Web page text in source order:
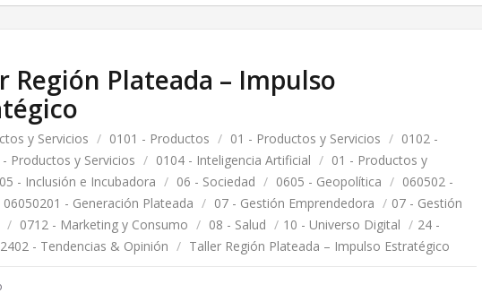
Región Plateada – Impulso
y Servicios / 0101 - Productos / 01 - Productos y Servicios / 0102 -
- Productos y Servicios / 0104 - Inteligencia Artificial / 01 - Productos y
- Inclusión e Incubadora / 06 - Sociedad / 0605 - Geopolítica / 060502 -
06050201 - Generación Plateada / 07 - Gestión Emprendedora / 07 - Gestión
/ 0712 - Marketing y Consumo / 08 - Salud / 10 - Universo Digital / 24 -
2402 - Tendencias & Opinión / Taller Región Plateada – Impulso Estratégico